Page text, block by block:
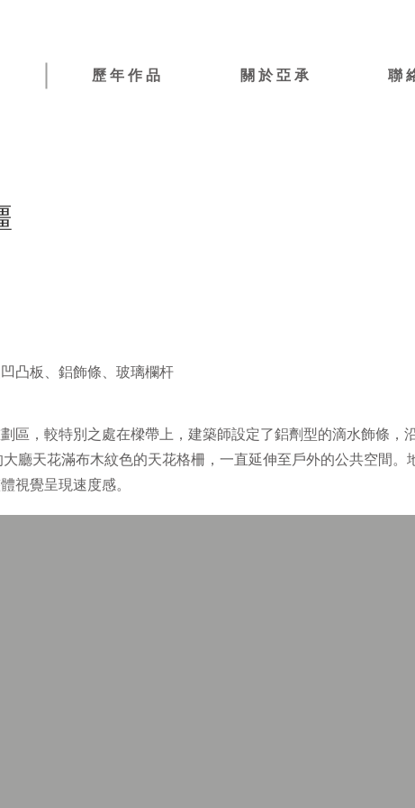
歷 年 作 品 關 於 亞 承 聯
凸板、鋁飾條、玻璃欄杆
區，較特別之處在樑帶上，建築師設定了鋁劑型的滴水飾條，
廳天花滿布木紋色的天花格柵，一直延伸至戶外的公共空間。
視覺呈現速度感。